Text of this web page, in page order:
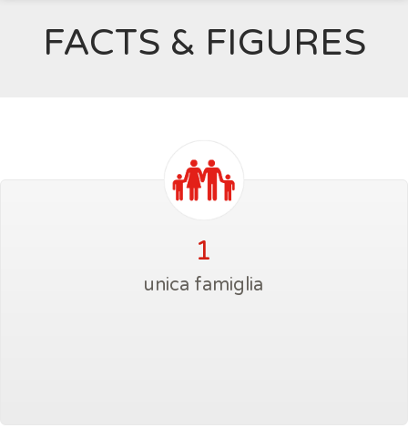
FACTS & FIGURES
1
unica famiglia